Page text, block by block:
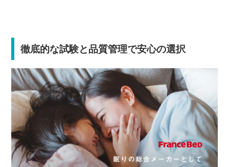
徹底的な試験と品質管理で安心の選択